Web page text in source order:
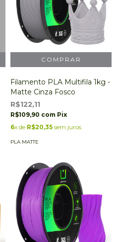
Filamento PLA Multifila 1kg -
Matte Cinza Fosco
R$122,11
R$109,90 com Pix
6x de R$20,35 sem juros
PLA MATTE